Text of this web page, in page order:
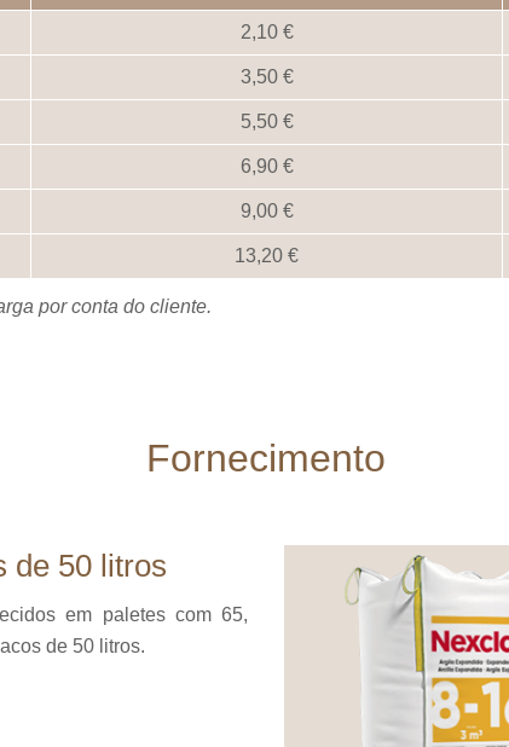
2,10
3,50
5,50
6,90
9,00
13,20
por conta do cliente.
Fornecimento
de 50 litros
em paletes com 65,
de 50 litros.